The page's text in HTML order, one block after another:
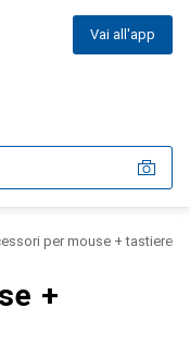
Vai all'app
per mouse + tastiere
+